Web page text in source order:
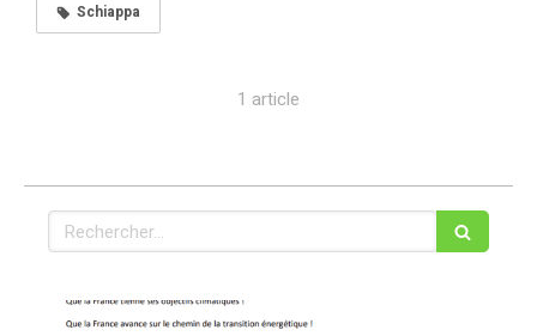
Schiappa
1 article
Rechercher